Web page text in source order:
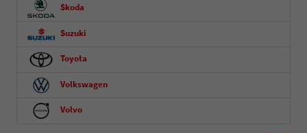
Skoda
Suzuki
Toyota
Volkswagen
Volvo